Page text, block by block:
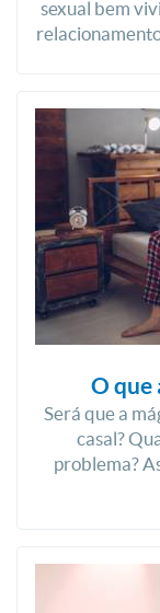
sexual bem
O que
Será que a
casal?
problema?